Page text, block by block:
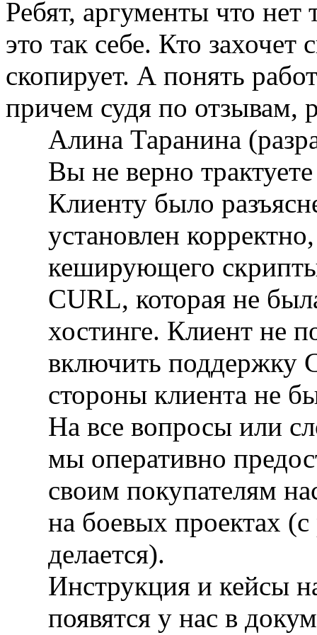
Ребят, аргументы что нет
это так себе. Кто захочет
скопирует. А понять
причем судя по отзывам,
Алина Таранина
Вы не верно
Клиенту было
установлен
кеширующего
CURL, которая не
хостинге. Клиент не
включить поддержку
стороны клиента не
На все вопросы или
мы оперативно
своим покупателям
на боевых проектах
делается).
Инструкция и кейсы
появятся у нас в